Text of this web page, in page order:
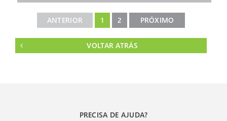
ANTERIOR 1 2 PRÓXIMO
VOLTAR ATRÁS
PRECISA DE AJUDA?